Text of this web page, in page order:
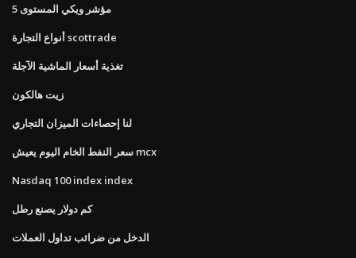
مؤشر ويكي المستوى 5
أنواع التجارة scottrade
تغذية أسعار الماشية الآجلة
زيت هالكون
لنا إحصاءات الميزان التجاري
سعر النفط الخام اليوم يعيش mcx
Nasdaq 100 index index
كم دولار يصنع رطل
الدخل من ضرائب تداول العملات